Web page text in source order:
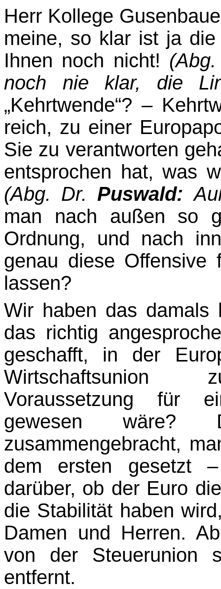
Herr Kollege
meine, so klar ist ja
Ihnen noch nicht!
noch nie klar, die
„Kehrtwende“? –
reich, zu einer
Sie zu verantworten
entsprochen hat, was
(Abg. Dr. Puswald:
man nach außen so
Ordnung, und nach
genau diese Offensive
lassen?
Wir haben das damals
das richtig
geschafft, in der
Wirtschaftsunion
Voraussetzung für
gewesen
zusammengebracht,
dem ersten gesetzt
darüber, ob der Euro
die Stabilität haben
Damen und Herren.
von der Steuerunion
entfernt.